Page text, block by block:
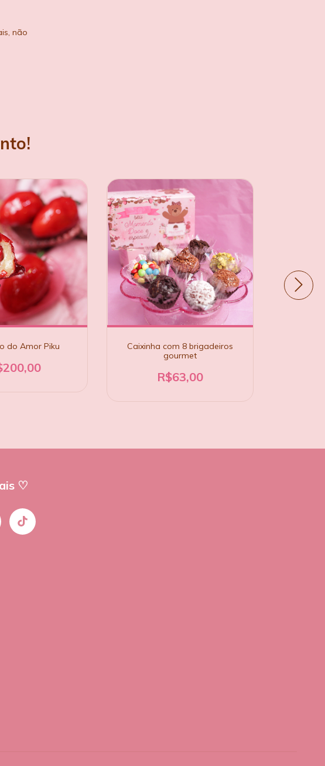
não
do Amor Piku
Caixinha com 8 brigadeiros
gourmet
R$63,00
♡